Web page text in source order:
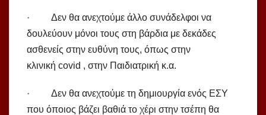
· Δεν θα ανεχτούμε άλλο συνάδελφοι να
δουλεύουν μόνοι τους στη βάρδια με δεκάδες
ασθενείς στην ευθύνη τους, όπως στην
κλινική covid , στην Παιδιατρική κ.α.
· Δεν θα ανεχτούμε τη δημιουργία ενός ΕΣΥ
που όποιος βάζει βαθιά το χέρι στην τσέπη θα